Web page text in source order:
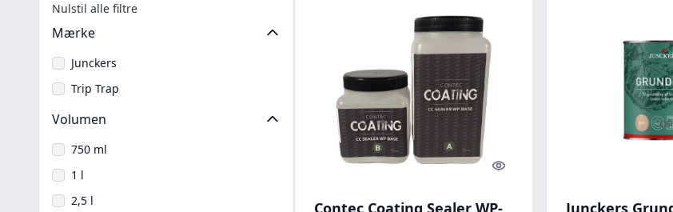
Nulstil alle filtre
Mærke
Junckers
Trip Trap
Volumen
750 ml
1 l
2,5 l
Quick look
Contec Coating Sealer WP- Junckers